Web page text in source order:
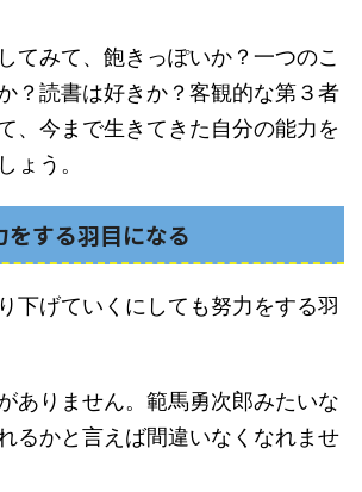
てみて、飽きっぽいか？一つのこ
？読書は好きか？客観的な第３者
、今まで生きてきた自分の能力を
ょう。
をする羽目になる
下げていくにしても努力をする羽
ありません。範馬勇次郎みたいな
るかと言えば間違いなくなれませ